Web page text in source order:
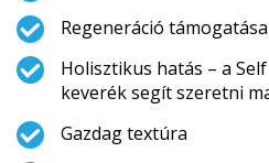
Regeneráció támogatása
Holisztikus hatás – a
keverék segít szeretni
Gazdag textúra